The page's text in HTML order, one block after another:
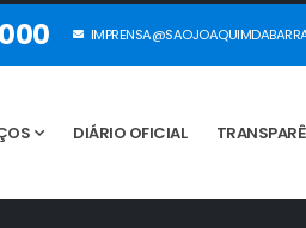
DIÁRIO OFICIAL